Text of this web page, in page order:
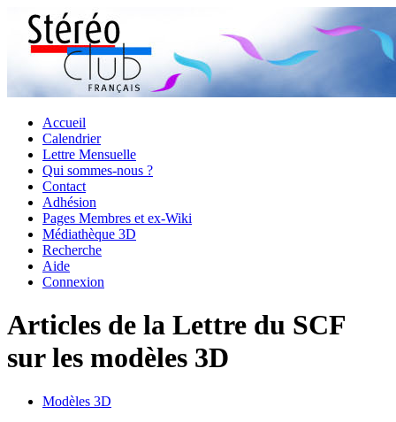
Accueil
Calendrier
Lettre Mensuelle
Qui sommes-nous ?
Contact
Adhésion
Pages Membres et ex-Wiki
Médiathèque 3D
Recherche
Aide
Connexion
Articles de la Lettre du SCF
sur les modèles 3D
Modèles 3D